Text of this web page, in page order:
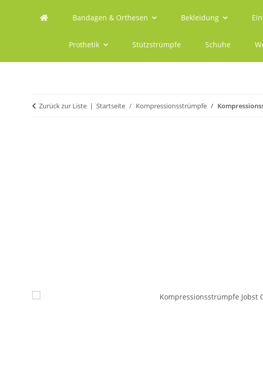
Bandagen & Orthesen Bekleidung
Prothetik Stützstrümpfe Schuhe
Zurück zur Liste Startseite Kompressionsstrümpfe